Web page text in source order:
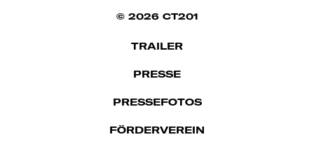
© 2026 CT201
TRAILER
PRESSE
PRESSEFOTOS
FÖRDERVEREIN